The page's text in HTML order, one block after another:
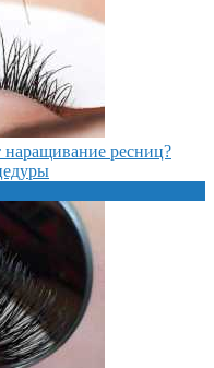
наращивание ресниц?